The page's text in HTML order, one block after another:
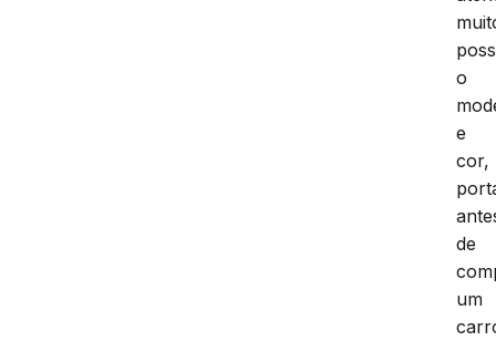
o
e
cor,
de
um